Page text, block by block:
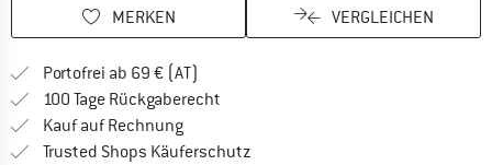
MERKEN VERGLEICHEN
Portofrei ab 69 € (AT)
100 Tage Rückgaberecht
Kauf auf RechnungFinde die Zahlungs-Infos hier! Öffnet
Trusted Shops Käuferschutz